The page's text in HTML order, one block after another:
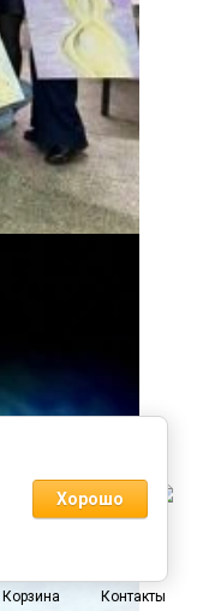
Корзина Контакты
Хорошо